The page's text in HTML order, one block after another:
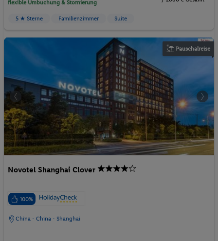
flexible Umbuchung & Stornierung
5 ★ Sterne Familienzimmer Suite
Pauschalreise
Novotel Shanghai Clover
100%
China - China - Shanghai